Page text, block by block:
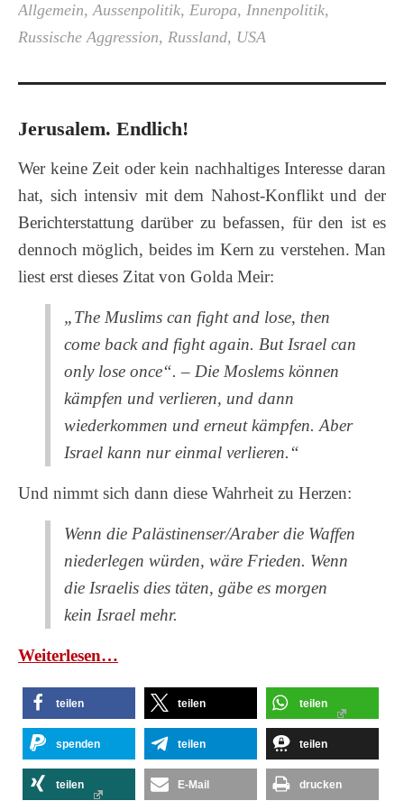
Allgemein,Aussenpolitik, Europa, Innenpolitik,
Russische Aggression, Russland, USA
Jerusalem. Endlich!
Wer keine Zeit oder kein nachhaltiges Interesse daran
hat, sich intensiv mit dem Nahost-Konflikt und der
Berichterstattung darüber zu befassen, für den ist es
dennoch möglich, beides im Kern zu verstehen. Man
liest erst dieses Zitat von Golda Meir:
„The Muslims can fight and lose, then
come back and fight again. But Israel can
only lose once“. – Die Moslems können
kämpfen und verlieren, und dann
wiederkommen und erneut kämpfen. Aber
Israel kann nur einmal verlieren.“
Und nimmt sich dann diese Wahrheit zu Herzen:
Wenn die Palästinenser/Araber die Waffen
niederlegen würden, wäre Frieden. Wenn
die Israelis dies täten, gäbe es morgen
kein Israel mehr.
Wei­ter­le­sen…
teilen teilen teilen
spenden teilen teilen
teilen E-Mail drucken